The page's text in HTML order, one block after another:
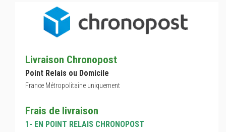
Livraison Chronopost
Point Relais ou Domicile
France Métropolitaine uniquement
Frais de livraison
1- EN POINT RELAIS CHRONOPOST